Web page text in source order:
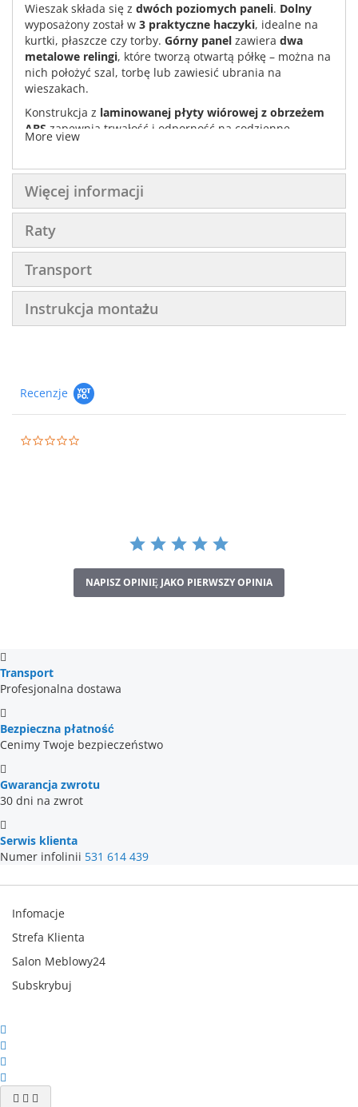
Wieszak składa się z dwóch poziomych paneli. Dolny
wyposażony został w 3 praktyczne haczyki, idealne na
kurtki, płaszcze czy torby. Górny panel zawiera dwa
metalowe relingi, które tworzą otwartą półkę – można na
nich położyć szal, torbę lub zawiesić ubrania na
wieszakach.
Konstrukcja z laminowanej płyty wiórowej z obrzeżem
ABS zapewnia trwałość i odporność na codzienne
użytkowanie. Do wyboru masz dwie uniwersalne wersje
idealnie pasują do pozostałych elementów kolekcji
Simply.
Simply SM-06to praktyczne i estetyczne rozwiązanie do
nowoczesnego przedpokoju.
More view
Więcej informacji
Raty
Transport
Instrukcja montażu
Recenzje
NAPISZ OPINIĘ JAKO PIERWSZY OPINIA
Transport
Profesjonalna dostawa
Bezpieczna płatność
Cenimy Twoje bezpieczeństwo
Gwarancja zwrotu
30 dni na zwrot
Serwis klienta
Numer infolinii 531 614 439
Infomacje
Strefa Klienta
Salon Meblowy24
Subskrybuj